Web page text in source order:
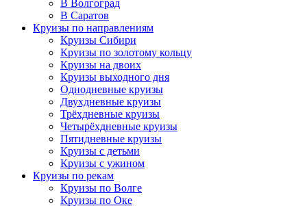
В Волгоград
В Саратов
Круизы по направлениям
Круизы Сибири
Круизы по золотому кольцу
Круизы на двоих
Круизы выходного дня
Однодневные круизы
Двухдневные круизы
Трёхдневные круизы
Четырёхдневные круизы
Пятидневные круизы
Круизы с детьми
Круизы с ужином
Круизы по рекам
Круизы по Волге
Круизы по Оке